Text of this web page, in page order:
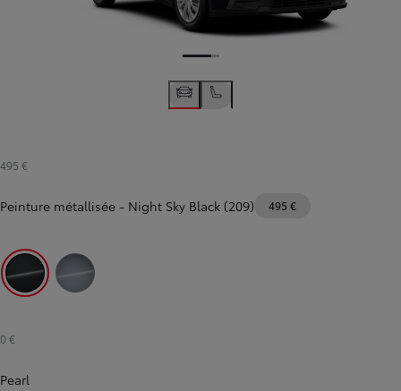
495 €
Peinture métallisée - Night Sky Black (209) 495 €
Night Sky Black (209)
0 €
Pearl